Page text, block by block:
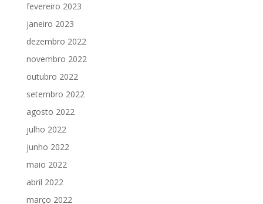
fevereiro 2023
janeiro 2023
dezembro 2022
novembro 2022
outubro 2022
setembro 2022
agosto 2022
julho 2022
junho 2022
maio 2022
abril 2022
março 2022